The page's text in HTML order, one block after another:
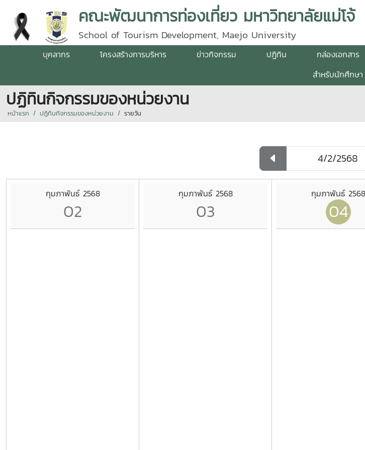
คณะพัฒนาการท่องเที่ยว มหาวิทยาลัยแม่โจ้
School of Tourism Development, Maejo University
บุคลากร โครงสร้างการบริหาร ข่าวกิจกรรม ปฏิทิน กล่องเอกสาร
สำหรับนักศึกษา
ปฏิทินกิจกรรมของหน่วยงาน
หน้าแรก ปฏิทินกิจกรรมของหน่วยงาน รายวัน
กุมภาพันธ์ 2568
02
กุมภาพันธ์ 2568
03
กุมภาพันธ์ 2568
04